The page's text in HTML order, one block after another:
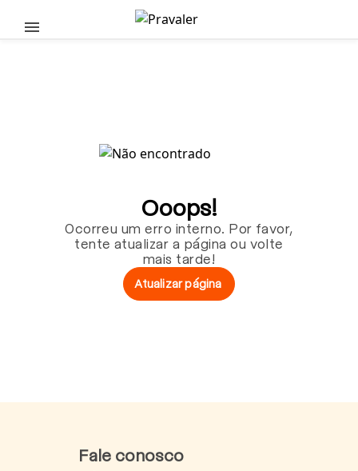
Pular para o conteúdo principal
Ooops!
Ocorreu um erro interno. Por favor,
tente atualizar a página ou volte
mais tarde!
Atualizar página
Fale conosco